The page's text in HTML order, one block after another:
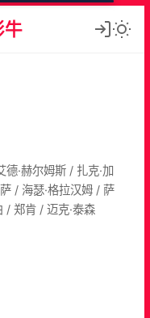
牛
德·赫尔姆斯 / 扎克·加
/ 海瑟·格拉汉姆 / 萨
/ 郑肯 / 迈克·泰森